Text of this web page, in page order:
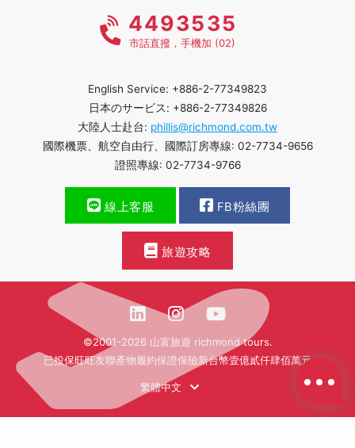
4493535
市話直撥，手機加 (02)
English Service: +886-2-77349823
日本のサービス: +886-2-77349826
大陸人士赴台: phillis@richmond.com.tw
國際機票、航空自由行、國際訂房專線: 02-7734-9656
證照專線: 02-7734-9766
線上客服 FB粉絲團
旅遊攻略
©2001-2026 山富旅遊 richmond tours.
已投保旺旺友聯產物履約保證保險新台幣壹億貳仟肆佰萬元
繁體中文